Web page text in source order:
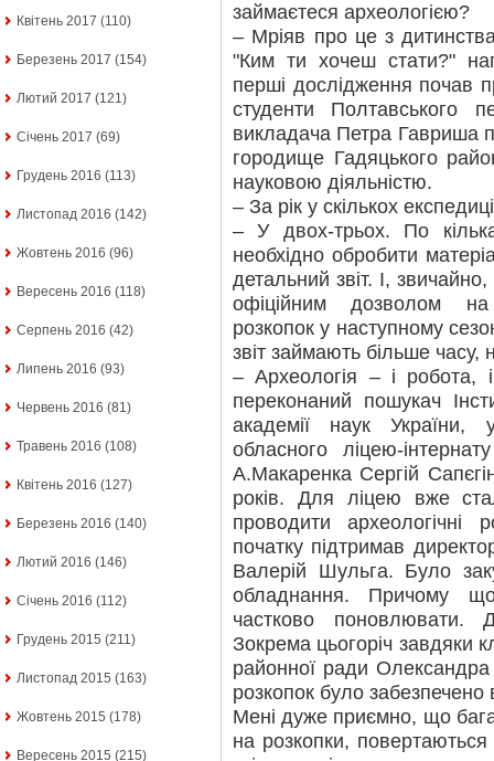
Квітень 2017 (110)
Березень 2017 (154)
Лютий 2017 (121)
Січень 2017 (69)
Грудень 2016 (113)
Листопад 2016 (142)
Жовтень 2016 (96)
Вересень 2016 (118)
Серпень 2016 (42)
Липень 2016 (93)
Червень 2016 (81)
Травень 2016 (108)
Квітень 2016 (127)
Березень 2016 (140)
Лютий 2016 (146)
Січень 2016 (112)
Грудень 2015 (211)
Листопад 2015 (163)
Жовтень 2015 (178)
Вересень 2015 (215)
займаєтеся археологією?
– Мріяв про це з
"Ким ти хочеш стати?"
перші дослідження почав
студенти Полтавського
викладача Петра Гавриша
городище Гадяцького
науковою діяльністю.
– За рік у скількох
– У двох-трьох. По
необхідно обробити
детальний звіт. І,
офіційним дозволом на
розкопок у наступному
звіт займають більше часу,
– Археологія – і робота,
переконаний пошукач
академії наук України,
обласного ліцею-
А.Макаренка Сергій
років. Для ліцею вже
проводити
початку підтримав
Валерій Шульга. Було
обладнання. Причому
частково поновлювати.
Зокрема цьогоріч завдяки
районної ради
розкопок було
Мені дуже приємно, що
на розкопки,